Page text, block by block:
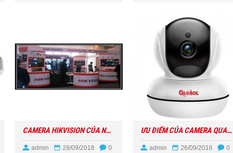
CAMERA HIKVISION CỦA NƯỚC NÀO? DÙNG CÓ TỐT KHÔNG?
admin 28/09/2018 0
ƯU ĐIỂM CỦA CAMERA QUAN SÁT KHÔNG DÂY LÀ GÌ?
admin 26/09/2018 0